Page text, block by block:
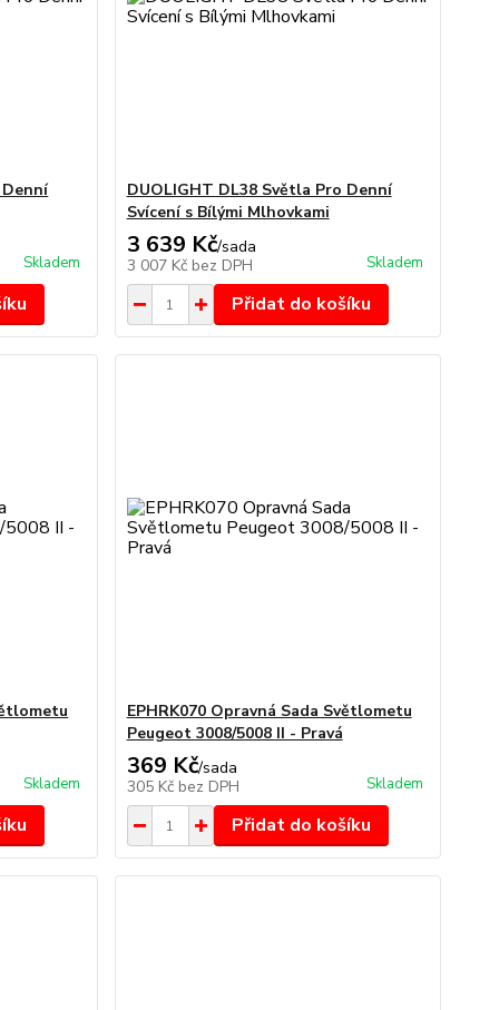
Skladem
DUOLIGHT DL38 Světla Pro Denní
Svícení s Bílými Mlhovkami
3 639 Kč/sada
3 007 Kč bez DPH Skladem
Přidat do košíku
Skladem
EPHRK070 Opravná Sada Světlometu
Peugeot 3008/5008 II - Pravá
369 Kč/sada
305 Kč bez DPH Skladem
Přidat do košíku